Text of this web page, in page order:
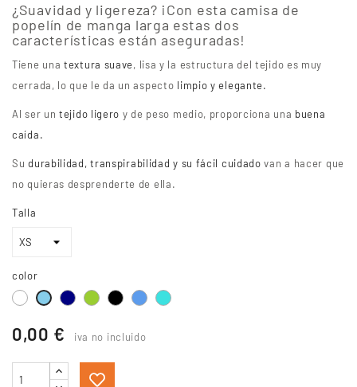
¿Suavidad y ligereza? ¡Con esta camisa de
popelín de manga larga estas dos
características están aseguradas!
Tiene una textura suave, lisa y la estructura del tejido es muy
cerrada, lo que le da un aspecto limpio y elegante.
Al ser un tejido ligero y de peso medio, proporciona una buena
caída.
Sudurabilidad, transpirabilidad y su fácil cuidado van a hacer que
no quieras desprenderte de ella.
Talla
color
BlancoAzul
Azul
VerdeNegroAzul turquesa
0,00 € iva no incluido